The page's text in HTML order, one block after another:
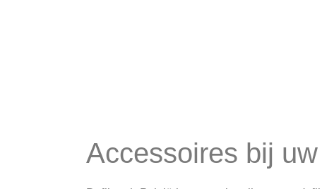
Accessoires bij